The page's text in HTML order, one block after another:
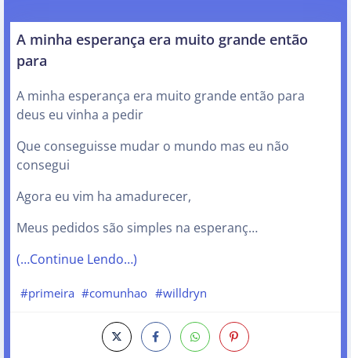
A minha esperança era muito grande então
para
A minha esperança era muito grande então para
deus eu vinha a pedir
Que conseguisse mudar o mundo mas eu não
consegui
Agora eu vim ha amadurecer,
Meus pedidos são simples na esperanç…
(…Continue Lendo…)
#primeira #comunhao #willdryn